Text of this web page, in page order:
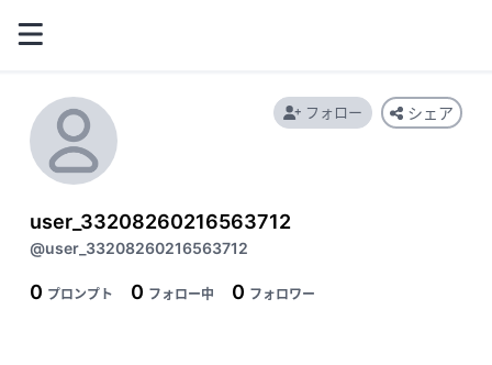
user_33208260216563712
@user_33208260216563712
0 プロンプト 0 フォロー中 0 フォロワー
フォロー シェア